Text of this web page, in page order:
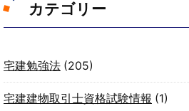
カテゴリー
宅建勉強法 (205)
宅建建物取引士資格試験情報 (1)